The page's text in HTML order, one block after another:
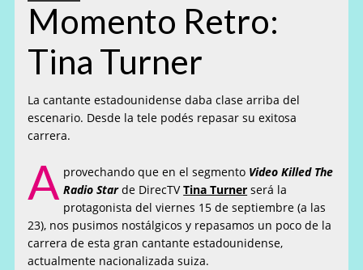
Momento Retro:
Tina Turner
La cantante estadounidense daba clase arriba del
escenario. Desde la tele podés repasar su exitosa
carrera.
A provechando que en el segmento Video Killed The
Radio Starde DirecTVTina Turner será la
protagonista del viernes 15 de septiembre (a las
23), nos pusimos nostálgicos y repasamos un poco de la
carrera de esta gran cantante estadounidense,
actualmente nacionalizada suiza.